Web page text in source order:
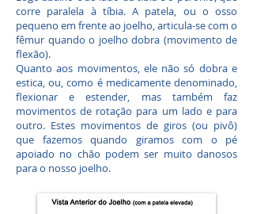
corre paralela à tíbia. A patela, ou o osso
pequeno em frente ao joelho, articula-se com o
fêmur quando o joelho dobra (movimento de
flexão).
Quanto aos movimentos, ele não só dobra e
estica, ou, como é medicamente denominado,
flexionar e estender, mas também faz
movimentos de rotação para um lado e para
outro. Estes movimentos de giros (ou pivô)
que fazemos quando giramos com o pé
apoiado no chão podem ser muito danosos
para o nosso joelho.